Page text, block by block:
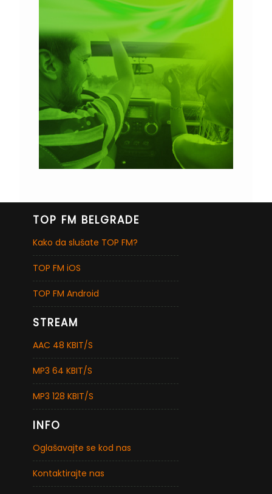
TOP FM BELGRADE
Kako da slušate TOP FM?
TOP FM iOS
TOP FM Android
STREAM
AAC 48 KBIT/S
MP3 64 KBIT/S
MP3 128 KBIT/S
INFO
Oglašavajte se kod nas
Kontaktirajte nas